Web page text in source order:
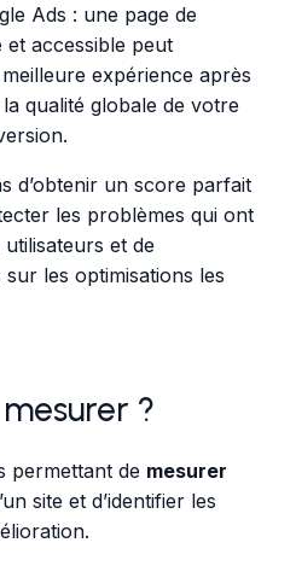
Ads : une page de
et accessible peut
expérience après
qualité globale de votre
d’obtenir un score parfait
les problèmes qui ont
et de
les optimisations les
?
permettant de mesurer
site et d’identifier les